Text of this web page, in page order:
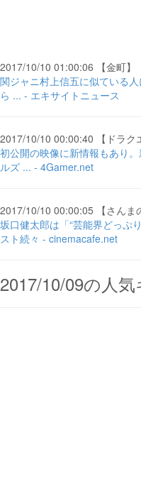
2017/10/10 01:00:06 【金町】
関ジャニ村上信五に似ている
ら ... - エキサイトニュース
2017/10/10 00:00:40 【ドラク
初公開の映像に新情報もあり
ルズ ... - 4Gamer.net
2017/10/10 00:00:05 【さんま
坂口健太郎は「“芸能界どっぷ
スト続々 - cinemacafe.net
2017/10/09の人